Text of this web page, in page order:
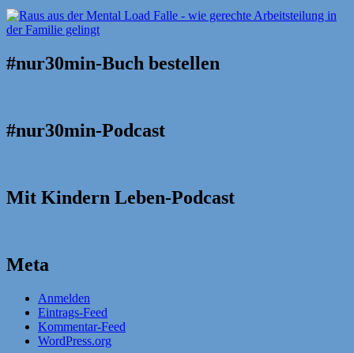
#nur30min-Buch bestellen
#nur30min-Podcast
Mit Kindern Leben-Podcast
Meta
Anmelden
Eintrags-Feed
Kommentar-Feed
WordPress.org